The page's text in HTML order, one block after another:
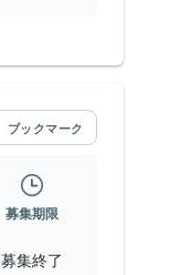
ブックマーク
募集期限
募集終了